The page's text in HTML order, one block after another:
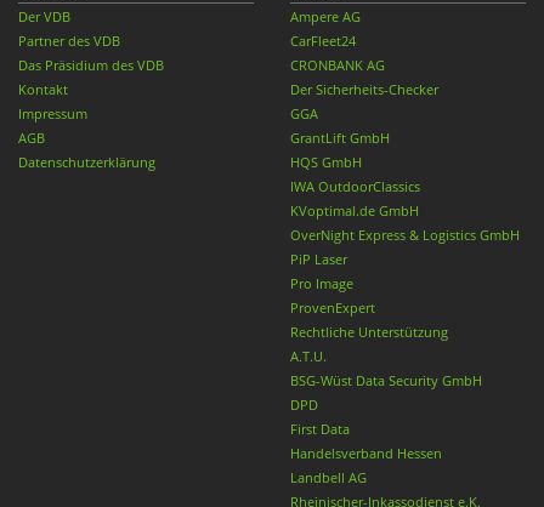
Der VDB
Partner des VDB
Das Präsidium des VDB
Kontakt
Impressum
AGB
Datenschutzerklärung
Ampere AG
CarFleet24
CRONBANK AG
Der Sicherheits-Checker
GGA
GrantLift GmbH
HQS GmbH
IWA OutdoorClassics
KVoptimal.de GmbH
OverNight Express & Logistics GmbH
PiP Laser
Pro Image
ProvenExpert
Rechtliche Unterstützung
A.T.U.
BSG-Wüst Data Security GmbH
DPD
First Data
Handelsverband Hessen
Landbell AG
Rheinischer-Inkassodienst e.K.